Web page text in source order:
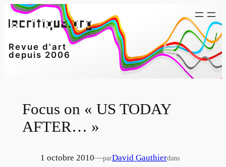
Aller
au
Revue d'art
depuis 2006
Focus on « US TODAY
AFTER… »
1 octobre 2010—parDavid Gauthierdans